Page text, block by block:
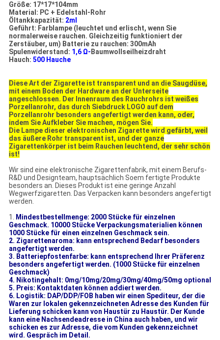
Größe: 17*17*104mm
Material: PC + Edelstahl-Rohr
Öltankkapazität: 2ml
Geführt: Farblampe (leuchtet und erlischt, wenn Sie
normalerweise rauchen. Gleichzeitig funktioniert der
Zerstäuber, um) Batterie zu rauchen: 300mAh
Spulenwiderstand: 1,6 Ω- Baumwollseilheizdraht
Hauch: 500 Hauche
Diese Art der Zigarette ist transparent und an die Saugdüse,
mit einem Boden der Hardware an der Unterseite
angeschlossen. Der Innenraum des Rauchrohrs ist weißes
Porzellanrohr, das durch Siebdruck LOGO auf dem
Porzellanrohr besonders angefertigt werden kann, oder,
indem Sie Aufkleber Sie machen, mögen Sie.
Die Lampe dieser elektronischen Zigarette wird gefärbt, weil
das äußere Rohr transparent ist, und der ganze
Zigarettenkörper ist beim Rauchen leuchtend, der sehr schön
ist!
Wir sind eine elektronische Zigarettenfabrik, mit einem Berufs-
R&D und Designteam, hauptsächlich Soem fertigte Produkte
besonders an. Dieses Produkt ist eine geringe Anzahl
Wegwerfzigaretten. Das Verpacken kann besonders angefertigt
werden.
1. Mindestbestellmenge: 2000 Stücke für einzelnen
Geschmack. 10000 Stücke Verpackungsmaterialien können
1000 Stücke für einen einzelnen Geschmack sein.
2. Zigarettenaroma: kann entsprechend Bedarf besonders
angefertigt werden.
3. Batteriepfostenfarbe: kann entsprechend Ihrer Präferenz
besonders angefertigt werden. (1000 Stücke für einzelnen
Geschmack)
4. Nikotingehalt: 0mg/10mg/20mg/30mg/40mg/50mg optional
5. Preis: Kontaktdaten können addiert werden.
6. Logistik: DAP/DDP/FOB haben wir einen Spediteur, der die
Waren zur lokalen gekennzeichneten Adresse des Kunden für
Lieferung schicken kann von Haustür zu Haustür. Der Kunde
kann eine Nachsendeadresse in China auch haben, und wir
schicken es zur Adresse, die vom Kunden gekennzeichnet
wird. Gespräch im Detail.